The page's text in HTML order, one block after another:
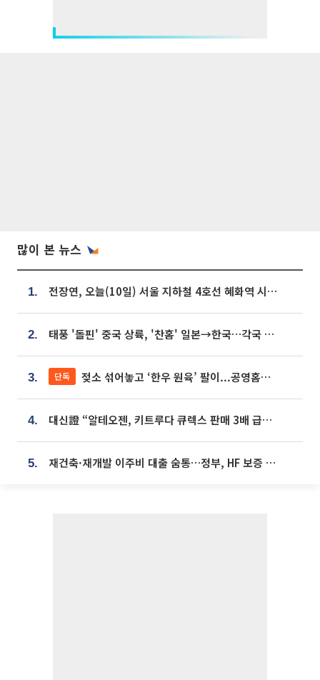
많이 본 뉴스
1. 전장연, 오늘(10일) 서울 지하철 4호선 혜화역 시위…1호선 용산역 무정차
2. 태풍 '돌핀' 중국 상륙, '찬홈' 일본→한국…각국 기상청 예상 경로는?
3. 단독 젖소 섞어놓고 ‘한우 원육’ 팔이...공영홈쇼핑 표기·검증 구멍
4. 대신證 “알테오젠, 키트루다 큐렉스 판매 3배 급증…목표가 41만원 상향”
5. 재건축·재개발 이주비 대출 숨통…정부, HF 보증 신설 추진